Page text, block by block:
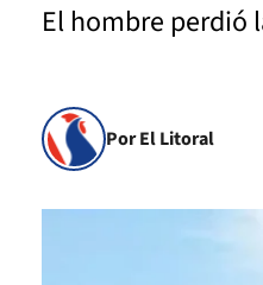
El hombre perdió
Por El Litoral